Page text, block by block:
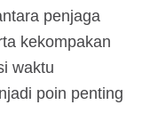
penjaga
kekompakan
waktu
poin penting